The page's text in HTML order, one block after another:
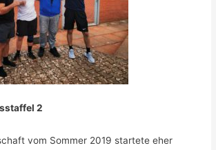
2
vom Sommer 2019 startete eher